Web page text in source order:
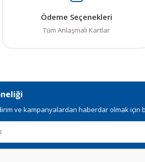
Ödeme Seçenekleri
Tüm Anlaşmalı Kartlar
ve kampanyalardan haberdar olmak için